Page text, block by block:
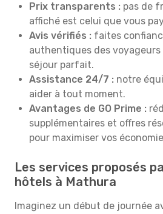
Prix transparents : pas de
affiché est celui que vous
Avis vérifiés : faites
authentiques des
séjour parfait.
Assistance 24/7 : notre
aider à tout moment.
Avantages de GO Prime :
supplémentaires et offres
pour maximiser vos
Les services proposés
hôtels à Mathura
Imaginez un début de journée